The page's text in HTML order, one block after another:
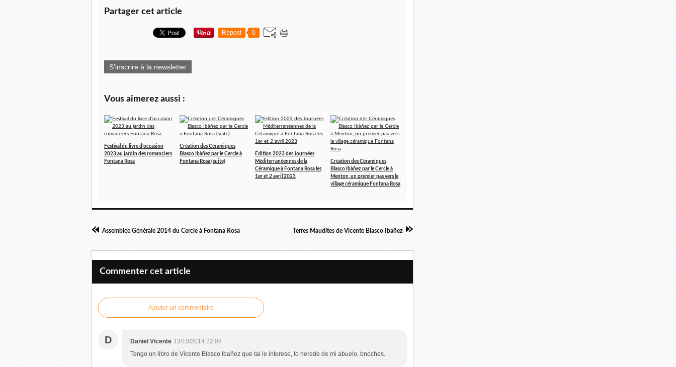
Partager cet article
Repost 0
S'inscrire à la newsletter
Vous aimerez aussi :
Festival du livre d’occasion
2023 au jardin des romanciers
Fontana Rosa
Création des Céramiques
Blasco Ibàñez par le Cercle à
Fontana Rosa (suite)
Edition 2023 des Journées
Méditerranéennes de la
Céramique à Fontana Rosa les
1er et 2 avril 2023
Création des Céramiques
Blasco Ibàñez par le Cercle à
Menton, un premier pas vers le
village céramique Fontana Rosa
Assemblée Générale 2014 du Cercle à Fontana Rosa Terres Maudites de Vicente Blasco Ibañez
Commenter cet article
Ajouter un commentaire
D Daniel Vicente 13/10/2014 22:08
Tengo un libro de Vicente Blasco Ibañez que tal le interese, lo herede de mi abuelo, bnoches.